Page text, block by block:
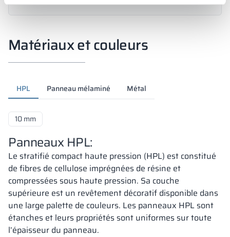
Matériaux et couleurs
HPL Panneau mélaminé Métal
10 mm
Panneaux HPL:
Le stratifié compact haute pression (HPL) est constitué
de fibres de cellulose imprégnées de résine et
compressées sous haute pression. Sa couche
supérieure est un revêtement décoratif disponible dans
une large palette de couleurs. Les panneaux HPL sont
étanches et leurs propriétés sont uniformes sur toute
l’épaisseur du panneau.